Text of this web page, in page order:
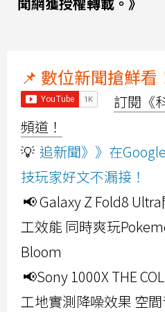
📌 數位新聞搶鮮看
訂閱《
頻道！
💡 追新聞》》在
技玩家好文不漏接！
📢 Galaxy Z Fold8
工效能 同時爽玩
Bloom
📢Sony 1000X THE
工地實測降噪效果 空